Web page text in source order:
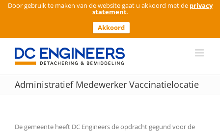
Door gebruik te maken van de website gaat u akkoord met de privacy
statement.
Akkoord
Ga
inhoud
Administratief Medewerker Vaccinatielocatie
De gemeente heeft DC Engineers de opdracht gegund voor de